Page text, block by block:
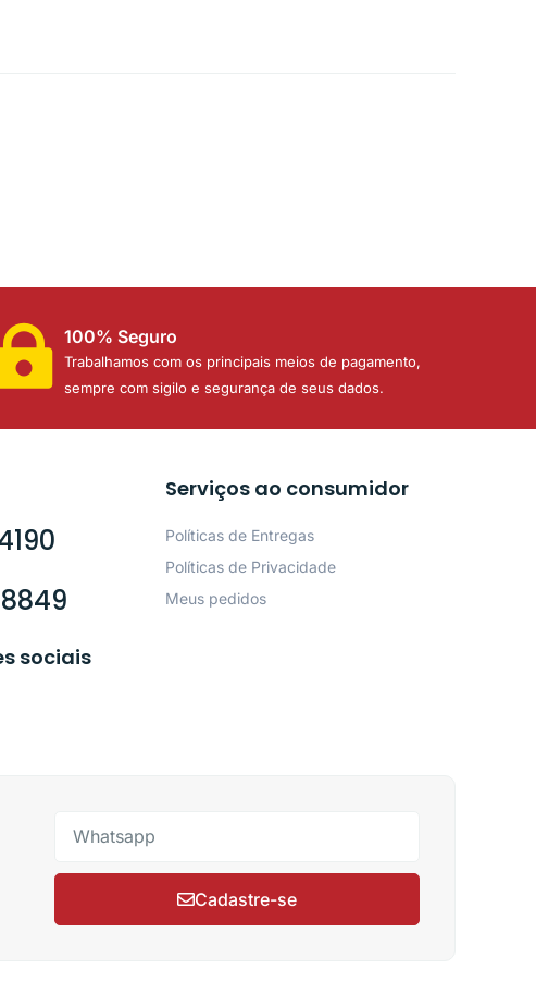
100% Seguro
Trabalhamos com os principais meios de pagamento,
sempre com sigilo e segurança de seus dados.
sociais
Serviços ao consumidor
Políticas de Entregas
Políticas de Privacidade
Meus pedidos
Cadastre-se